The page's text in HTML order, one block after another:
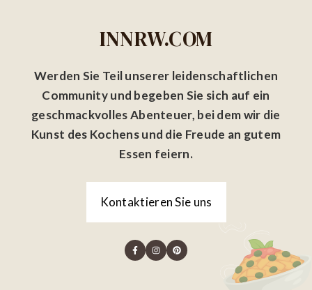
INNRW.COM
Werden Sie Teil unserer leidenschaftlichen
Community und begeben Sie sich auf ein
geschmackvolles Abenteuer, bei dem wir die
Kunst des Kochens und die Freude an gutem
Essen feiern.
Kontaktieren Sie uns